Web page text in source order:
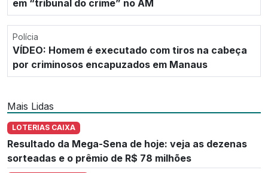
em “tribunal do crime” no AM
Polícia
VÍDEO: Homem é executado com tiros na cabeça
por criminosos encapuzados em Manaus
Mais Lidas
LOTERIAS CAIXA
Resultado da Mega-Sena de hoje: veja as dezenas
sorteadas e o prêmio de R$ 78 milhões